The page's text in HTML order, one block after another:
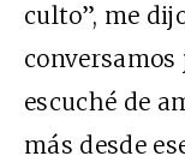
culto”, me
conversamos
escuché de
más desde